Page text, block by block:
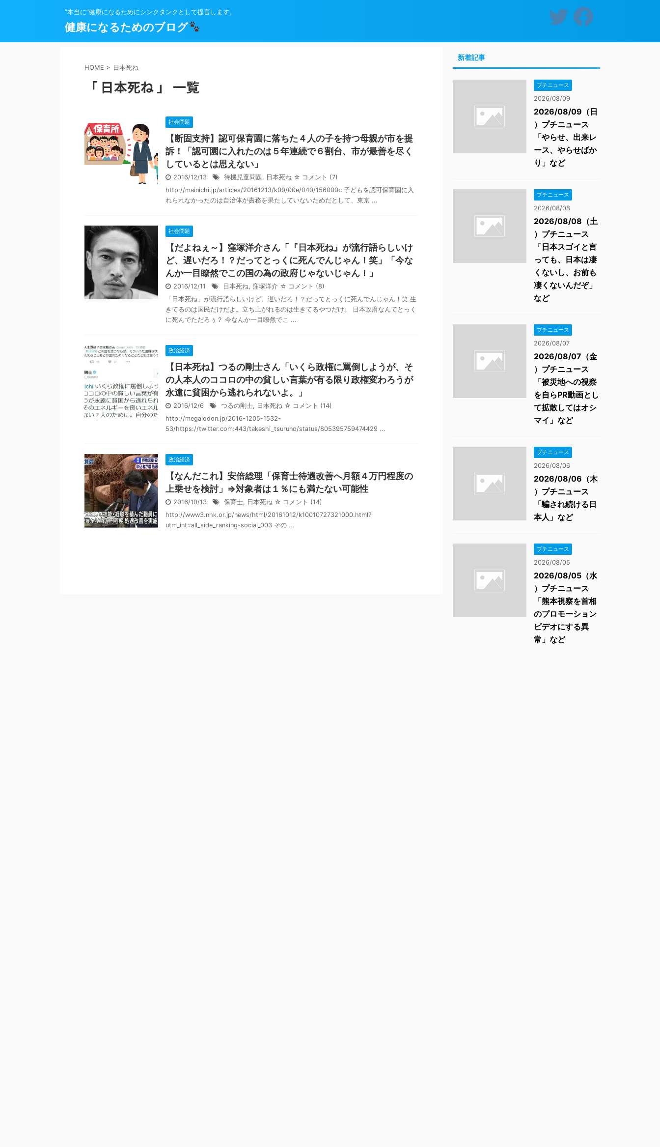
”本当に”健康になるためにシンクタンクとして提言します。
健康になるためのブログ
HOME > 日本死ね
「 日本死ね 」 一覧
社会問題
【断固支持】認可保育園に落ちた４人の子を持つ母親が市を提
訴！「認可園に入れたのは５年連続で６割台、市が最善を尽く
しているとは思えない」
2016/12/13 待機児童問題, 日本死ね ☆ コメント (7)
http://mainichi.jp/articles/20161213/k00/00e/040/156000c 子どもを認可保育園に入
れられなかったのは自治体が責務を果たしていないためだとして、東京 ...
社会問題
【だよねぇ～】窪塚洋介さん「『日本死ね』が流行語らしいけ
ど、遅いだろ！？だってとっくに死んでんじゃん！笑」「今な
んか一目瞭然でこの国の為の政府じゃないじゃん！」
2016/12/11 日本死ね, 窪塚洋介 ☆ コメント (8)
「日本死ね」が流行語らしいけど、遅いだろ！？だってとっくに死んでんじゃん！笑 生
きてるのは国民だけだよ。立ち上がれるのは生きてるやつだけ。 日本政府なんてとっく
に死んでただろぅ？ 今なんか一目瞭然でこ ...
政治経済
【日本死ね】つるの剛士さん「いくら政権に罵倒しようが、そ
の人本人のココロの中の貧しい言葉が有る限り政権変わろうが
永遠に貧困から逃れられないよ。」
2016/12/6 つるの剛士, 日本死ね ☆ コメント (14)
http://megalodon.jp/2016-1205-1532-
53/https://twitter.com:443/takeshi_tsuruno/status/805395759474429 ...
政治経済
【なんだこれ】安倍総理「保育士待遇改善へ月額４万円程度の
上乗せを検討」⇒対象者は１％にも満たない可能性
2016/10/13 保育士, 日本死ね ☆ コメント (14)
http://www3.nhk.or.jp/news/html/20161012/k10010727321000.html?
utm_int=all_side_ranking-social_003 その ...
新着記事
プチニュース
2026/08/09
2026/08/09（日
）プチニュース
「やらせ、出来レ
ース、やらせばか
り」など
プチニュース
2026/08/08
2026/08/08（土
）プチニュース
「日本スゴイと言
っても、日本は凄
くないし、お前も
凄くないんだぞ」
など
プチニュース
2026/08/07
2026/08/07（金
）プチニュース
「被災地への視察
を自らPR動画とし
て拡散してはオシ
マイ」など
プチニュース
2026/08/06
2026/08/06（木
）プチニュース
「騙され続ける日
本人」など
プチニュース
2026/08/05
2026/08/05（水
）プチニュース
「熊本視察を首相
のプロモーション
ビデオにする異
常」など